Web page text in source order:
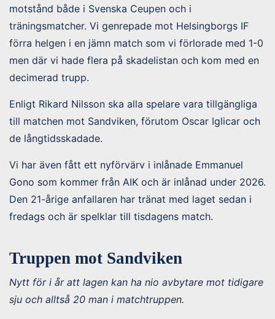
motstånd både i Svenska Ceupen och i
träningsmatcher. Vi genrepade mot Helsingborgs IF
förra helgen i en jämn match som vi förlorade med 1-0
men där vi hade flera på skadelistan och kom med en
decimerad trupp.
Enligt Rikard Nilsson ska alla spelare vara tillgängliga
till matchen mot Sandviken, förutom Oscar Iglicar och
de långtidsskadade.
Vi har även fått ett nyförvärv i inlånade Emmanuel
Gono som kommer från AIK och är inlånad under 2026.
Den 21-årige anfallaren har tränat med laget sedan i
fredags och är spelklar till tisdagens match.
Truppen mot Sandviken
Nytt för i år att lagen kan ha nio avbytare mot tidigare
sju och alltså 20 man i matchtruppen.